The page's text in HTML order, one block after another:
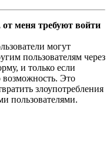
меня требуют войти
могут
пользователям через
и только если
Это
злоупотребления
пользователями.